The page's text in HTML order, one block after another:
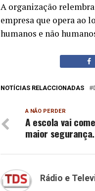
A organização
empresa que opera ao
humanos e não
NOTÍCIAS RELACCIONADAS
A NÃO PERDER
A escola vai
maior segurança.
Rádio e